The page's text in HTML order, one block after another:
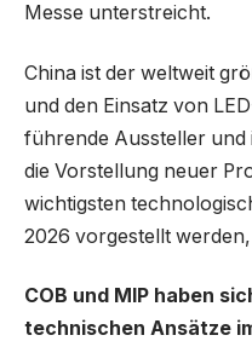
Messe unterstreicht.
China ist der weltweit
und den Einsatz von
führende Aussteller und
die Vorstellung neuer
wichtigsten
2026 vorgestellt
COB und MIP haben
technischen Ansätze